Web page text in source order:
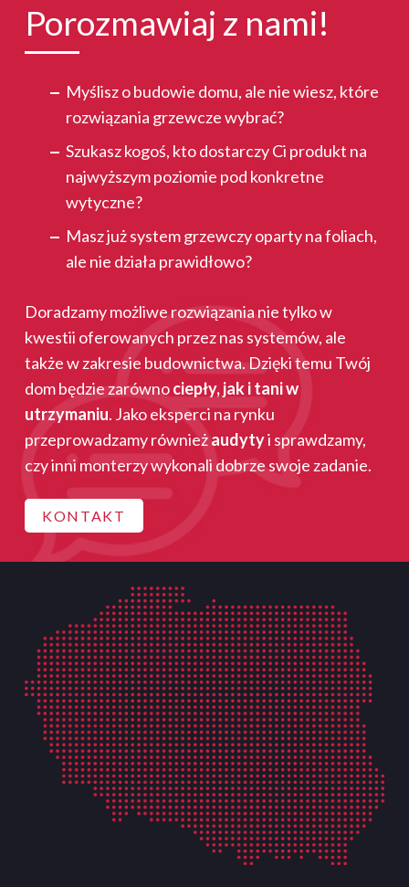
Porozmawiaj z nami!
Myślisz o budowie domu, ale nie wiesz, które
rozwiązania grzewcze wybrać?
Szukasz kogoś, kto dostarczy Ci produkt na
najwyższym poziomie pod konkretne
wytyczne?
Masz już system grzewczy oparty na foliach,
ale nie działa prawidłowo?
Doradzamy możliwe rozwiązania nie tylko w
kwestii oferowanych przez nas systemów, ale
także w zakresie budownictwa. Dzięki temu Twój
dom będzie zarównociepły, jak i tani w
utrzymaniu. Jako eksperci na rynku
przeprowadzamy równieżaudytyi sprawdzamy,
czy inni monterzy wykonali dobrze swoje zadanie.
KONTAKT